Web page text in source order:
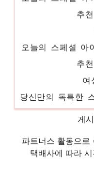
추
오늘의 스페셜 아
추
당신만의 독특한
눈부신 스타일,
게
파트너스 활동으로
택배사에 따라